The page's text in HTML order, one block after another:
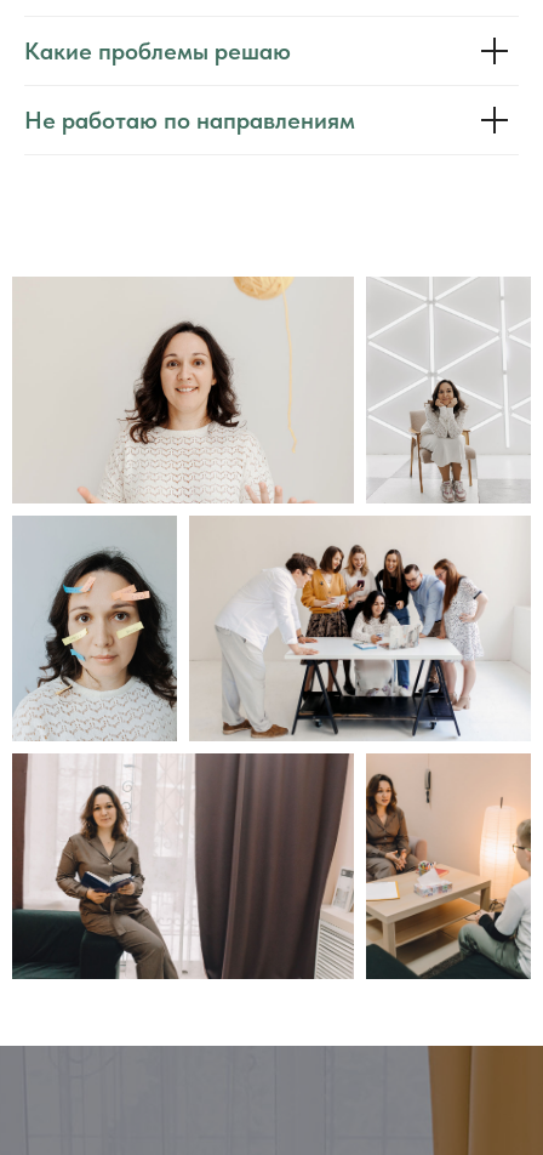
Какие проблемы решаю
Не работаю по направлениям